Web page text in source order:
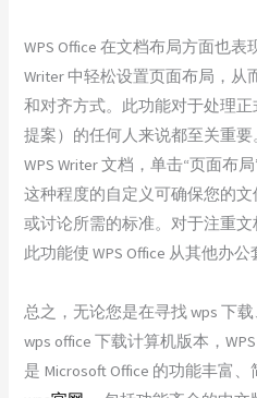
WPS Office 在文档布局方面也表
Writer 中轻松设置页面布局，
和对齐方式。此功能对于处理
提案）的任何人来说都至关重
WPS Writer 文档，单击“页面布
这种程度的自定义可确保您的
或讨论所需的标准。对于注重
此功能使 WPS Office 从其他办公
总之，无论您是在寻找 wps 下
wps office 下载计算机版本，
是 Microsoft Office 的功能丰富